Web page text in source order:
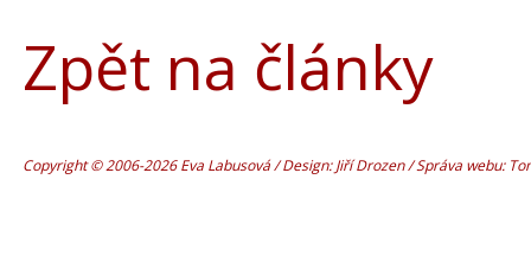
Zpět na články
Copyright © 2006-2026 Eva Labusová / Design: Jiří Drozen / Správa webu: